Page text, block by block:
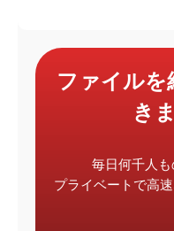
ファイル
き
毎日何千人
プライベートで高